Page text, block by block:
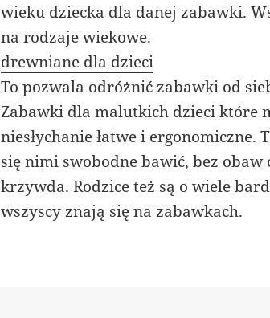
wieku dziecka dla danej zabawki.
na rodzaje wiekowe.
drewniane dla dzieci
To pozwala odróżnić zabawki od
Zabawki dla malutkich dzieci które
niesłychanie łatwe i
się nimi swobodne bawić, bez obaw
krzywda. Rodzice też są o wiele
wszyscy znają się na zabawkach.